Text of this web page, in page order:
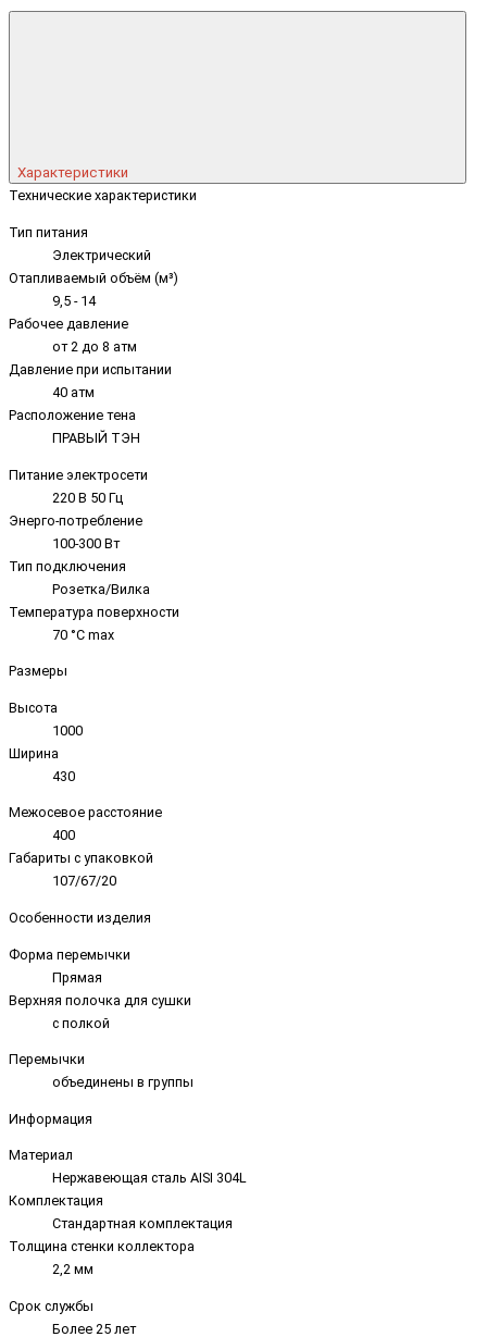
Характеристики
Технические характеристики
Тип питания
Электрический
Отапливаемый объём (м³)
9,5 - 14
Рабочее давление
от 2 до 8 атм
Давление при испытании
40 атм
Расположение тена
ПРАВЫЙ ТЭН
Питание электросети
220 В 50 Гц
Энерго-потребление
100-300 Вт
Тип подключения
Розетка/Вилка
Температура поверхности
70 °C max
Размеры
Высота
1000
Ширина
430
Межосевое расстояние
400
Габариты с упаковкой
107/67/20
Особенности изделия
Форма перемычки
Прямая
Верхняя полочка для сушки
с полкой
Перемычки
объединены в группы
Информация
Материал
Нержавеющая сталь AISI 304L
Комплектация
Стандартная комплектация
Толщина стенки коллектора
2,2 мм
Срок службы
Более 25 лет